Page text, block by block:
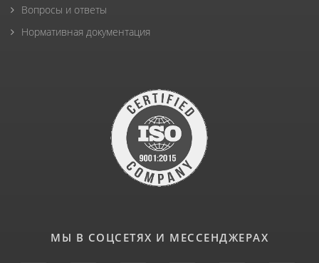
Вопросы и ответы
Нормативная документация
МЫ В СОЦСЕТЯХ И МЕССЕНДЖЕРАХ